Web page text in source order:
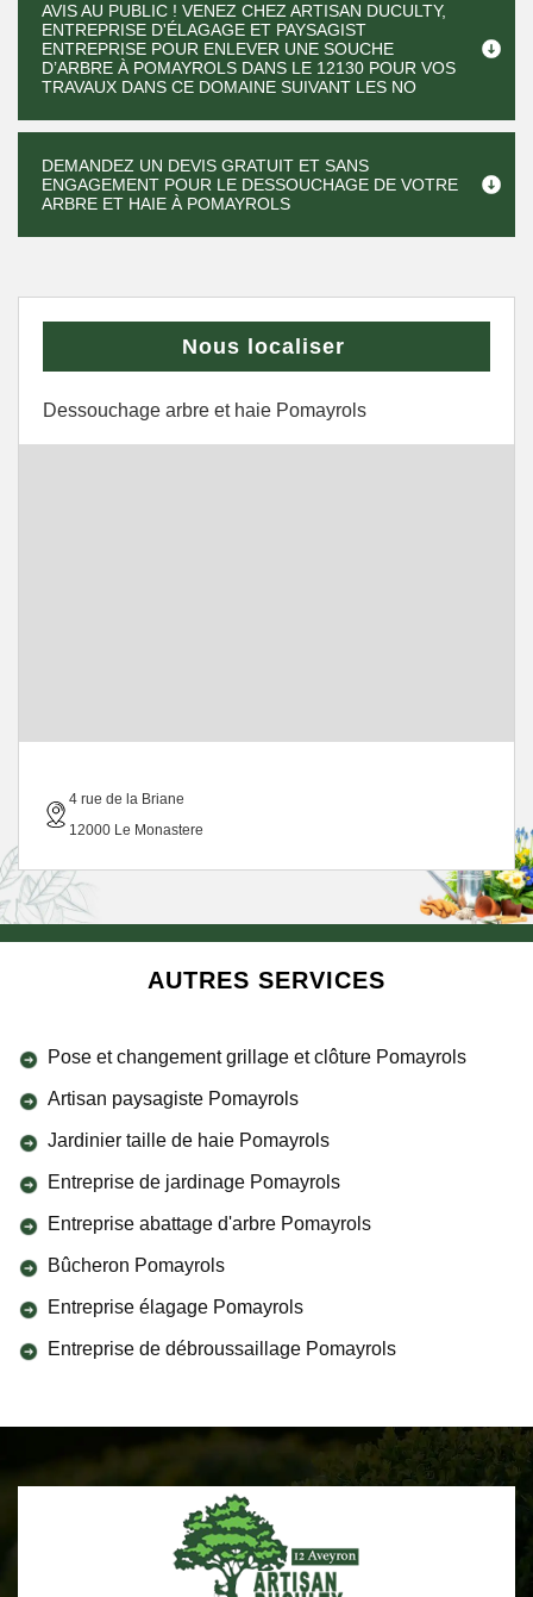
AVIS AU PUBLIC ! VENEZ CHEZ ARTISAN DUCULTY,
ENTREPRISE D'ÉLAGAGE ET PAYSAGIST
ENTREPRISE POUR ENLEVER UNE SOUCHE
D’ARBRE À POMAYROLS DANS LE 12130 POUR VOS
TRAVAUX DANS CE DOMAINE SUIVANT LES NO
DEMANDEZ UN DEVIS GRATUIT ET SANS
ENGAGEMENT POUR LE DESSOUCHAGE DE VOTRE
ARBRE ET HAIE À POMAYROLS
Nous localiser
Dessouchage arbre et haie Pomayrols
4 rue de la Briane
12000 Le Monastere
AUTRES SERVICES
Pose et changement grillage et clôture Pomayrols
Artisan paysagiste Pomayrols
Jardinier taille de haie Pomayrols
Entreprise de jardinage Pomayrols
Entreprise abattage d'arbre Pomayrols
Bûcheron Pomayrols
Entreprise élagage Pomayrols
Entreprise de débroussaillage Pomayrols